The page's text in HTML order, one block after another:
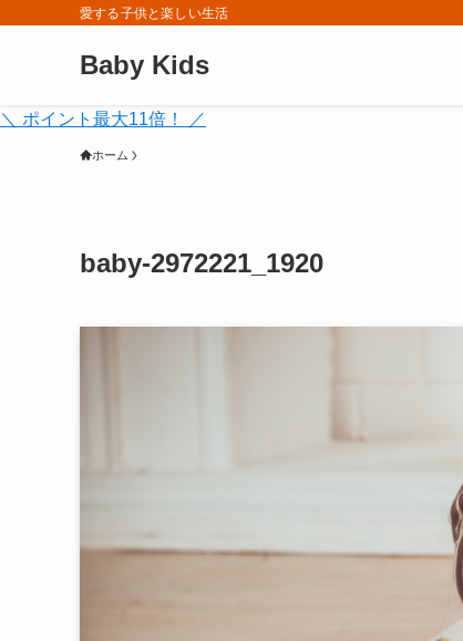
愛する子供と楽しい生活
Baby Kids
＼ ポイント最大11倍！ ／
ホーム
baby-2972221_1920